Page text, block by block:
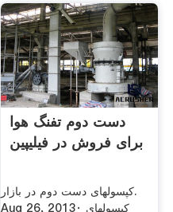
دست دوم تفنگ هوا
برای فروش در فیلیپین
کپسولهای دست دوم در بازار.
Aug 26, 2013· کپسولهای